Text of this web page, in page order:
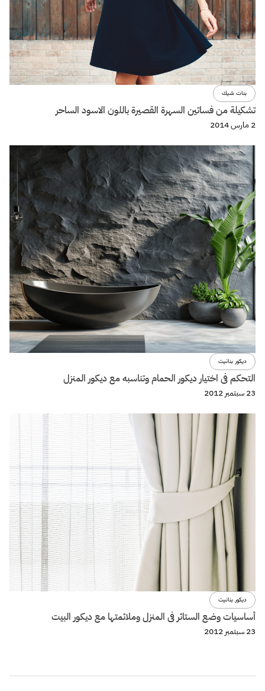
بنات شيك
تشكيلة من فساتين السهرة القصيرة باللون الاسود الساحر
2 مارس 2014
ديكور بنانيت
التحكم فى اختيار ديكور الحمام وتناسبه مع ديكور المنزل
23 سبتمبر 2012
ديكور بنانيت
أساسيات وضع الستائر فى المنزل وملائمتها مع ديكور البيت
23 سبتمبر 2012